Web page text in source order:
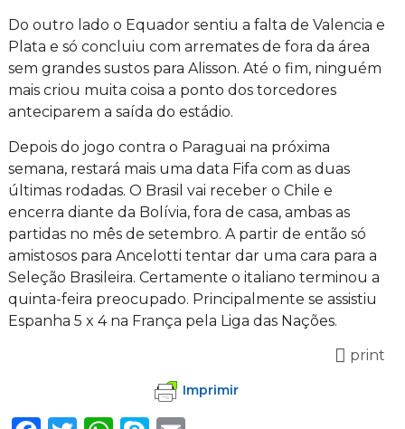
Do outro lado o Equador sentiu a falta de Valencia e
Plata e só concluiu com arremates de fora da área
sem grandes sustos para Alisson. Até o fim, ninguém
mais criou muita coisa a ponto dos torcedores
anteciparem a saída do estádio.
Depois do jogo contra o Paraguai na próxima
semana, restará mais uma data Fifa com as duas
últimas rodadas. O Brasil vai receber o Chile e
encerra diante da Bolívia, fora de casa, ambas as
partidas no mês de setembro. A partir de então só
amistosos para Ancelotti tentar dar uma cara para a
Seleção Brasileira. Certamente o italiano terminou a
quinta-feira preocupado. Principalmente se assistiu
Espanha 5 x 4 na França pela Liga das Nações.
print
Imprimir